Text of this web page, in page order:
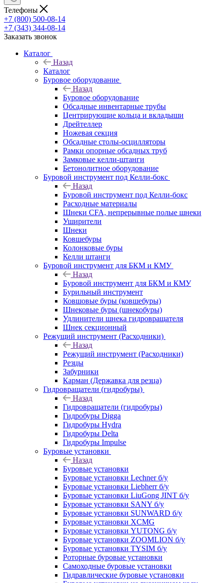
Телефоны
+7 (800) 500-08-14
+7 (343) 344-08-14
Заказать звонок
Каталог
Назад
Каталог
Буровое оборудование
Назад
Буровое оборудование
Обсадные инвентарные трубы
Центрирующие кольца и вкладыши
Дрейтеллер
Ножевая секция
Обсадные столы-осцилляторы
Рамки опорные обсадных труб
Замковые келли-штанги
Бетонолитное оборудование
Буровой инструмент под Келли-бокс
Назад
Буровой инструмент под Келли-бокс
Расходные материалы
Шнеки CFA, непрерывные полые шнеки
Уширители
Шнеки
Ковшебуры
Колонковые буры
Келли штанги
Буровой инструмент для БКМ и КМУ
Назад
Буровой инструмент для БКМ и КМУ
Бурильный инструмент
Ковшовые буры (ковшебуры)
Шнековые буры (шнекобуры)
Удлинители шнека гидровращателя
Шнек секционный
Режущий инструмент (Расходники)
Назад
Режущий инструмент (Расходники)
Резцы
Забурники
Карман (Державка для резца)
Гидровращатели (гидробуры)
Назад
Гидровращатели (гидробуры)
Гидробуры Digga
Гидробуры Hydra
Гидробуры Delta
Гидробуры Impulse
Буровые установки
Назад
Буровые установки
Буровые установки Lechner б/у
Буровые установки Liebherr б/у
Буровые установки LiuGong JINT б/у
Буровые установки SANY б/у
Буровые установки SUNWARD б/у
Буровые установки XCMG
Буровые установки YUTONG б/у
Буровые установки ZOOMLION б/у
Буровые установки TYSIM б/у
Роторные буровые установки
Самоходные буровые установки
Гидравлические буровые установки